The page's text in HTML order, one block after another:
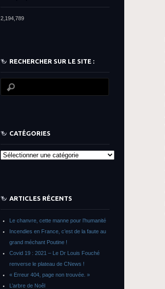
2,194,789
RECHERCHER SUR LE SITE :
CATÉGORIES
Catégories
ARTICLES RÉCENTS
Le chanvre, cette manne pour l’humanité
Incendies en France, c’est de la faute au
grand méchant Poutine !
Covid 19 : 2021 – Le Dr Louis Fouché
renverse le plateau de CNews !
« Erreur 404, page non trouvée. »
L’arbre de Noêl